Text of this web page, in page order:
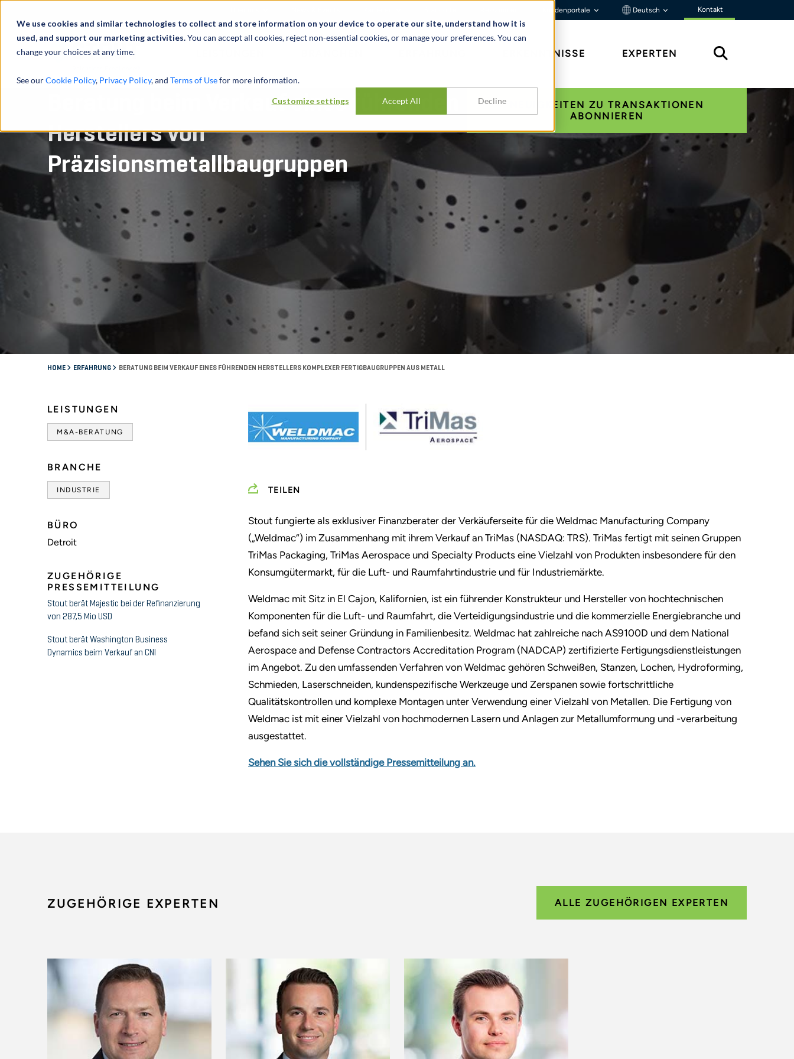
We use cookies and similar technologies to collect and store information on your device to operate our site, understand how it is
used, and support our marketing activities.You can accept all cookies, reject non-essential cookies, or manage your preferences. You can
change your choices at any time.
See ourCookie Policy, Privacy Policy, and Terms of Usefor more information.
Customize settings Accept All Decline
Kundenportale Deutsch Kontakt
ERKENNTNISSE EXPERTEN
Beratung beim Verkauf eines führenden
Herstellers von
Präzisionsmetallbaugruppen
NEUIGKEITEN ZU TRANSAKTIONEN
ABONNIEREN
HOME ERFAHRUNG BERATUNG BEIM VERKAUF EINES FÜHRENDEN HERSTELLERS KOMPLEXER FERTIGBAUGRUPPEN AUS METALL
LEISTUNGEN
M&A-BERATUNG
BRANCHE
INDUSTRIE
BÜRO
Detroit
ZUGEHÖRIGE
PRESSEMITTEILUNG
Stout berät Majestic bei der Refinanzierung
von 287,5 Mio USD
Stout berät Washington Business
Dynamics beim Verkauf an CNI
TEILEN
Stout fungierte als exklusiver Finanzberater der Verkäuferseite für die Weldmac Manufacturing Company
(„Weldmac“) im Zusammenhang mit ihrem Verkauf an TriMas (NASDAQ: TRS). TriMas fertigt mit seinen Gruppen
TriMas Packaging, TriMas Aerospace und Specialty Products eine Vielzahl von Produkten insbesondere für den
Konsumgütermarkt, für die Luft- und Raumfahrtindustrie und für Industriemärkte.
Weldmac mit Sitz in El Cajon, Kalifornien, ist ein führender Konstrukteur und Hersteller von hochtechnischen
Komponenten für die Luft- und Raumfahrt, die Verteidigungsindustrie und die kommerzielle Energiebranche und
befand sich seit seiner Gründung in Familienbesitz. Weldmac hat zahlreiche nach AS9100D und dem National
Aerospace and Defense Contractors Accreditation Program (NADCAP) zertifizierte Fertigungsdienstleistungen
im Angebot. Zu den umfassenden Verfahren von Weldmac gehören Schweißen, Stanzen, Lochen, Hydroforming,
Schmieden, Laserschneiden, kundenspezifische Werkzeuge und Zerspanen sowie fortschrittliche
Qualitätskontrollen und komplexe Montagen unter Verwendung einer Vielzahl von Metallen. Die Fertigung von
Weldmac ist mit einer Vielzahl von hochmodernen Lasern und Anlagen zur Metallumformung und -verarbeitung
ausgestattet.
Sehen Sie sich die vollständige Pressemitteilung an.
ZUGEHÖRIGE EXPERTEN ALLE ZUGEHÖRIGEN EXPERTEN